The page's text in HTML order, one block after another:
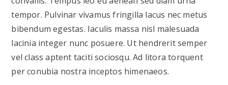
tempor. Pulvinar vivamus fringilla lacus nec metus
bibendum egestas. Iaculis massa nisl malesuada
lacinia integer nunc posuere. Ut hendrerit semper
vel class aptent taciti sociosqu. Ad litora torquent
per conubia nostra inceptos himenaeos.